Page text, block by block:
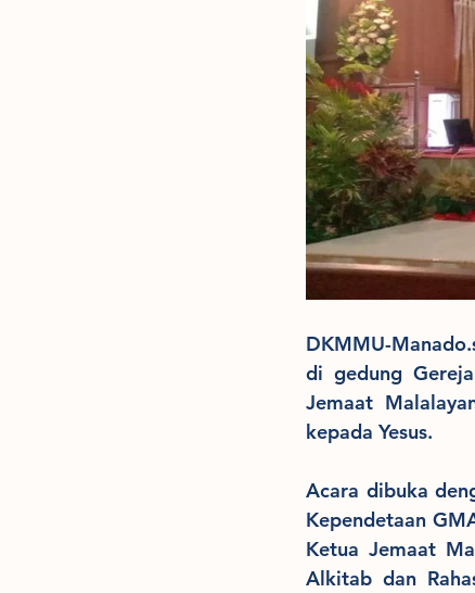
DKMMU-
di gedung
Jemaat
kepada Yesus.
Acara dibuka
Kependetaan
Ketua Jemaat
Alkitab dan